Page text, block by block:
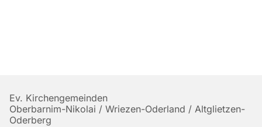
Ev. Kirchengemeinden
Oberbarnim-Nikolai / Wriezen-Oderland / Altglietzen-
Oderberg